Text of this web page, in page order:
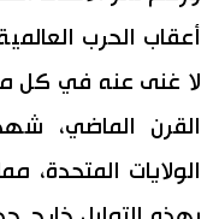
أعقاب الحرب
لا غنى عنه في كل
القرن الماضي،
الولايات